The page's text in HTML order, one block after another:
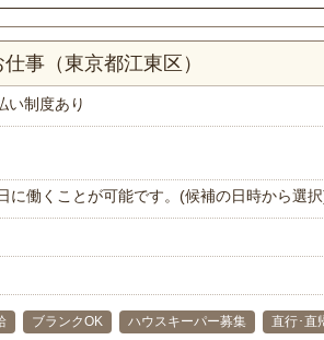
事（東京都江東区）
い制度あり
に働くことが可能です。(候補の日時から選
ブランクOK ハウスキーパー募集 直行･直